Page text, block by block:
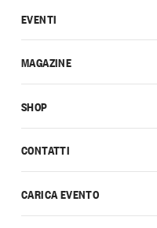
CONTATTI
CARICA EVENTO
EVENTI
MAGAZINE
SHOP